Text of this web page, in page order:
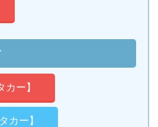
ー】
カー】